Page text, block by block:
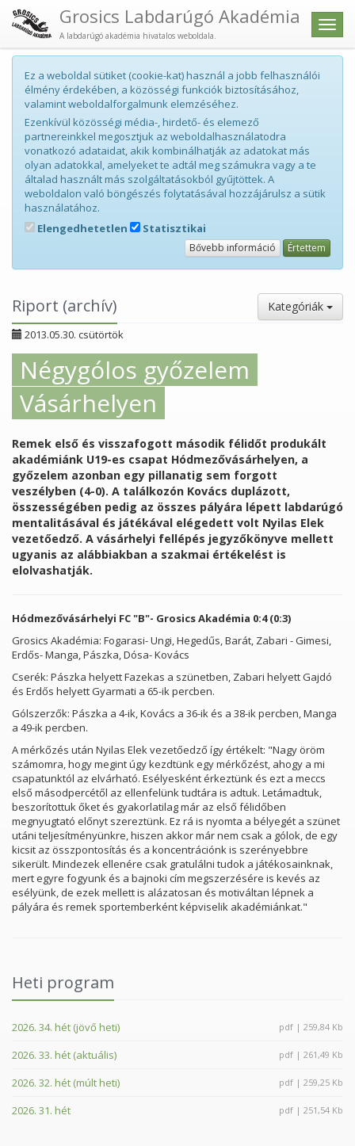
Menü
Grosics Labdarúgó Akadémia
A labdarúgó akadémia hivatalos weboldala.
Ez a weboldal sütiket (cookie-kat) használ a jobb felhasználói
élmény érdekében, a közösségi funkciók biztosításához,
valamint weboldalforgalmunk elemzéséhez.
Ezenkívül közösségi média-, hirdető- és elemező
partnereinkkel megosztjuk az weboldalhasználatodra
vonatkozó adataidat, akik kombinálhatják az adatokat más
olyan adatokkal, amelyeket te adtál meg számukra vagy a te
általad használt más szolgáltatásokból gyűjtöttek. A
weboldalon való böngészés folytatásával hozzájárulsz a sütik
használatához.
Elengedhetetlen
Statisztikai
Bővebb információ Értettem
Riport (archív) Kategóriák
2013.05.30. csütörtök
Négygólos győzelem
Vásárhelyen
Remek első és visszafogott második félidőt produkált
akadémiánk U19-es csapat Hódmezővásárhelyen, a
győzelem azonban egy pillanatig sem forgott
veszélyben (4-0). A találkozón Kovács duplázott,
összességében pedig az összes pályára lépett labdarúgó
mentalitásával és játékával elégedett volt Nyilas Elek
vezetőedző. A vásárhelyi fellépés jegyzőkönyve mellett
ugyanis az alábbiakban a szakmai értékelést is
elolvashatják.
Hódmezővásárhelyi FC "B"- Grosics Akadémia 0:4 (0:3)
Grosics Akadémia: Fogarasi- Ungi, Hegedűs, Barát, Zabari - Gimesi,
Erdős- Manga, Pászka, Dósa- Kovács
Cserék: Pászka helyett Fazekas a szünetben, Zabari helyett Gajdó
és Erdős helyett Gyarmati a 65-ik percben.
Gólszerzők: Pászka a 4-ik, Kovács a 36-ik és a 38-ik percben, Manga
a 49-ik percben.
A mérkőzés után Nyilas Elek vezetőedző így értékelt: "Nagy öröm
számomra, hogy megint úgy kezdtünk egy mérkőzést, ahogy a mi
csapatunktól az elvárható. Esélyesként érkeztünk és ezt a meccs
első másodpercétől az ellenfelünk tudtára is adtuk. Letámadtuk,
beszorítottuk őket és gyakorlatilag már az első félidőben
megnyugtató előnyt szereztünk. Ez rá is nyomta a bélyegét a szünet
utáni teljesítményünkre, hiszen akkor már nem csak a gólok, de egy
kicsit az összpontosítás és a koncentrációnk is szerényebbre
sikerült. Mindezek ellenére csak gratulálni tudok a játékosainknak,
mert egyre fogyunk és a bajnoki cím megszerzésére is kevés az
esélyünk, de ezek mellett is alázatosan és motiváltan lépnek a
pályára és remek sportemberként képviselik akadémiánkat."
Heti program
2026. 34. hét (jövő heti) pdf | 259,84 Kb
2026. 33. hét (aktuális) pdf | 261,49 Kb
2026. 32. hét (múlt heti) pdf | 259,25 Kb
2026. 31. hét pdf | 251,54 Kb